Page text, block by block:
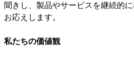
聞きし、製品やサービスを継続的
お応えします。
私たちの価値観